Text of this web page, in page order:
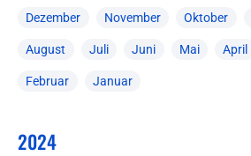
Dezember November Oktober
August Juli Juni Mai April
Februar Januar
2024